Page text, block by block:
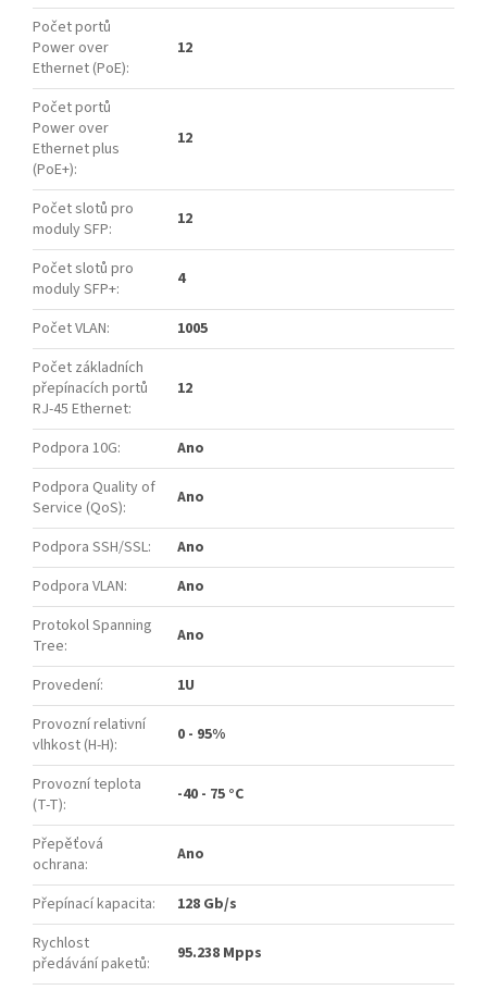
Počet portů
Power over
Ethernet (PoE):
12
Počet portů
Power over
Ethernet plus
(PoE+):
12
Počet slotů pro
moduly SFP: 12
Počet slotů pro
moduly SFP+: 4
Počet VLAN:
1005
Počet základních
přepínacích portů
RJ-45 Ethernet:
12
Podpora 10G:
Ano
Podpora Quality of
Service (QoS): Ano
Podpora SSH/SSL:
Ano
Podpora VLAN:
Ano
Protokol Spanning
Tree: Ano
Provedení:
1U
Provozní relativní
vlhkost (H-H): 0 - 95%
Provozní teplota
(T-T): -40 - 75 °C
Přepěťová
ochrana: Ano
Přepínací kapacita:
128 Gb/s
Rychlost
předávání paketů: 95.238 Mpps